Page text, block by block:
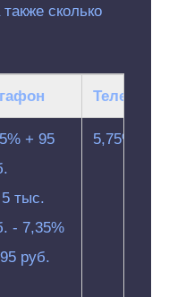
сколько
Теле2
+ 95
тыс.
- 7,35%
руб.
5,75%